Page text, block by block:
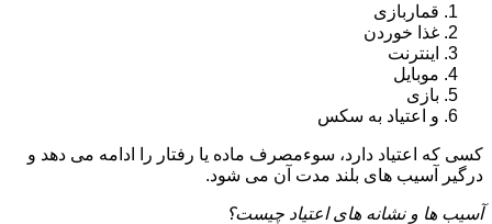
قماربازی
غذا خوردن
اینترنت
موبایل
بازی
و اعتیاد به سکس
کسی که اعتیاد دارد، سوءمصرف ماده یا رفتار را ادامه می دهد و
درگیر آسیب های بلند مدت آن می شود.
آسیب ها و نشانه های اعتیاد چیست؟